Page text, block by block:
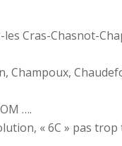
Cras-Chasnot-
Champoux,
….
« 6C » pas